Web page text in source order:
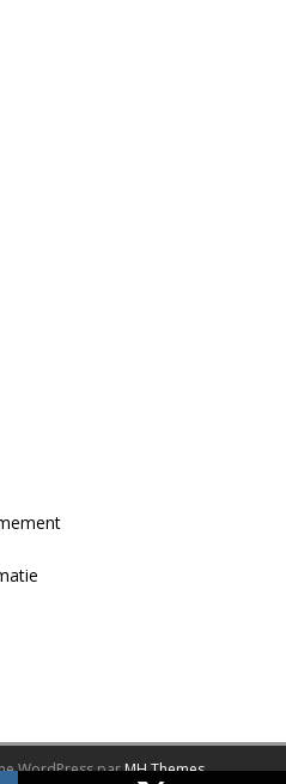
WordPress parMH Themes